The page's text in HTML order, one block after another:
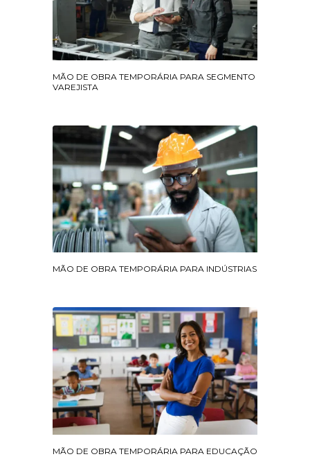
MÃO DE OBRA TEMPORÁRIA PARA SEGMENTO
VAREJISTA
MÃO DE OBRA TEMPORÁRIA PARA INDÚSTRIAS
MÃO DE OBRA TEMPORÁRIA PARA EDUCAÇÃO